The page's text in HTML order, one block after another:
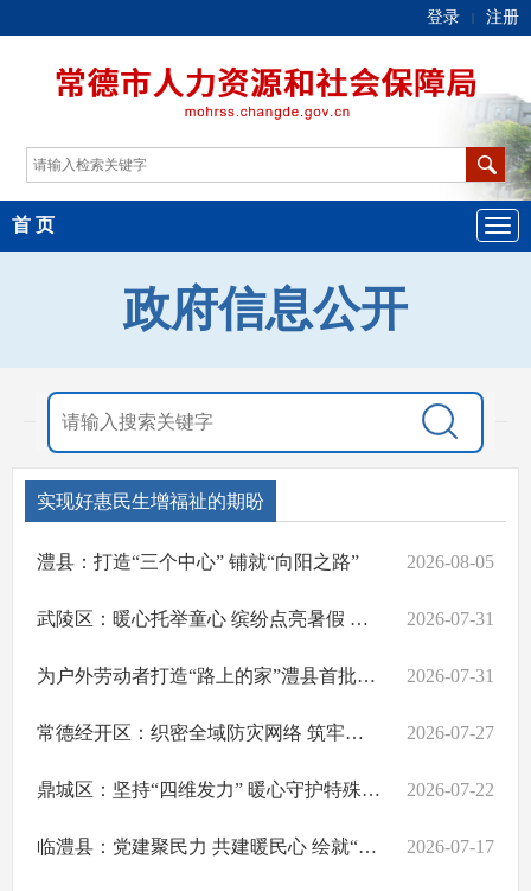
登录 | 注册
首 页
政府信息公开
实现好惠民生增福祉的期盼
澧县：打造“三个中心” 铺就“向阳之路” 2026-08-05
武陵区：暖心托举童心 缤纷点亮暑假 ——武陵区“向阳花行动·伙伴计划”公益爱心托管班顺利开班 2026-07-31
为户外劳动者打造“路上的家”澧县首批8家“爱心驿站”投入运营 2026-07-31
常德经开区：织密全域防灾网络 筑牢地质灾害防线 2026-07-27
鼎城区：坚持“四维发力” 暖心守护特殊孩童成长 2026-07-22
​临澧县：党建聚民力 共建暖民心 绘就“和美湘村”幸福图景 ——太浮镇陈二铺社区高质量推进省级“和美湘村”创建 2026-07-17